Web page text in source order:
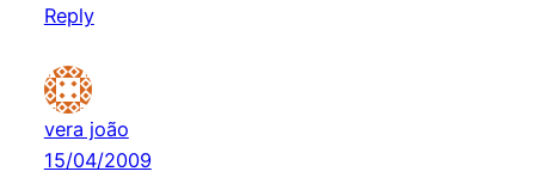
Reply
vera joão
15/04/2009